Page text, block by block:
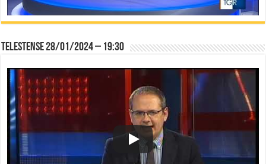
Telestense 28/01/2024 – 19:30